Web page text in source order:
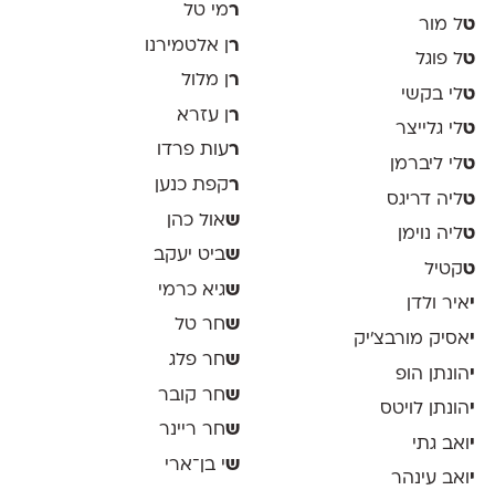
טל מור
טל פוגל
טלי בקשי
טלי גלייצר
טלי ליברמן
טליה דריגס
טליה נוימן
טקטיל
יאיר ולדן
יאסיק מורבצ'יק
יהונתן הופ
יהונתן לויטס
י ואב גתי
יואב עינהר
רמי טל
רן אלטמירנו
ר ן מלול
ר ן עזרא
רעות פרדו
רקפת כנען
שאול כהן
שביט יעקב
שגיא כרמי
שחר טל
שחר פלג
שחר קובר
שחר ריינר
שי בן־ארי